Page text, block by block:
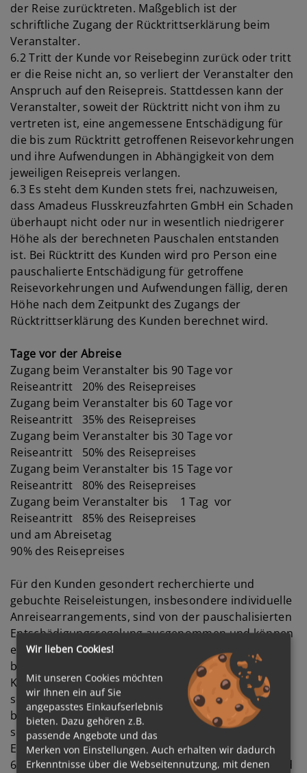
der Reise zurücktreten. Maßgeblich ist der
schriftliche Zugang der Rücktrittserklärung beim
Veranstalter.
6.2 Tritt der Kunde vor Reisebeginn zurück oder tritt
er die Reise nicht an, so verliert der Veranstalter den
Anspruch auf den Reisepreis. Stattdessen kann der
Veranstalter, soweit der Rücktritt nicht von ihm zu
vertreten ist, eine angemessene Entschädigung für
die bis zum Rücktritt getroffenen Reisevorkehrungen
und ihre Aufwendungen in Abhängigkeit von dem
jeweiligen Reisepreis verlangen.
6.3 Es steht dem Kunden stets frei, nachzuweisen,
dass Amadeus Flusskreuzfahrten GmbH ein Schaden
überhaupt nicht oder nur in wesentlich niedrigerer
Höhe als der berechneten Pauschalen entstanden
ist. Bei Rücktritt des Kunden wird pro Person eine
pauschalierte Entschädigung für getroffene
Reisevorkehrungen und Aufwendungen fällig, deren
Höhe nach dem Zeitpunkt des Zugangs der
Rücktrittserklärung des Kunden berechnet wird.
Tage vor der Abreise
Zugang beim Veranstalter bis 90 Tage vor
Reiseantritt 20% des Reisepreises
Zugang beim Veranstalter bis 60 Tage vor
Reiseantritt 35% des Reisepreises
Zugang beim Veranstalter bis 30 Tage vor
Reiseantritt 50% des Reisepreises
Zugang beim Veranstalter bis 15 Tage vor
Reiseantritt 80% des Reisepreises
Zugang beim Veranstalter bis 1 Tag vor
Reiseantritt 85% des Reisepreises
und am Abreisetag
90% des Reisepreises
Für den Kunden gesondert recherchierte und
gebuchte Reiseleistungen, insbesondere individuelle
Anreisearrangements, sind von der pauschalisierten
Entschädigungsregelung ausgenommen und können
eine Entschädigung in Höhe von 100% des
bestätigten Leistungspreises zur Folge haben. Der
Kunde wird zum Zeitpunkt der Buchung einer
solchen Leistung über die Höhe der Entschädigung
bei Stornierung informiert. Stornierungen müssen
schriftlich erfolgen. Stornorechnungen sind nach
Erhalt sofort zur Zahlung fällig.
6.4 Für Schwangere gilt: Aus Sicherheitsgründen und
Wir lieben Cookies!
Mit unseren Cookies möchten
wir Ihnen ein auf Sie
angepasstes Einkaufserlebnis
bieten. Dazu gehören z.B.
passende Angebote und das
Merken von Einstellungen. Auch erhalten wir dadurch
Erkenntnisse über die Webseitennutzung, mit denen